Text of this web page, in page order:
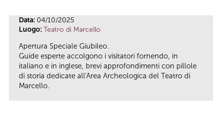
Data: 04/10/2025
Luogo: Teatro di Marcello
Apertura Speciale Giubileo.
Guide esperte accolgono i visitatori fornendo, in
italiano e in inglese, brevi approfondimenti con pillole
di storia dedicate all'Area Archeologica del Teatro di
Marcello.